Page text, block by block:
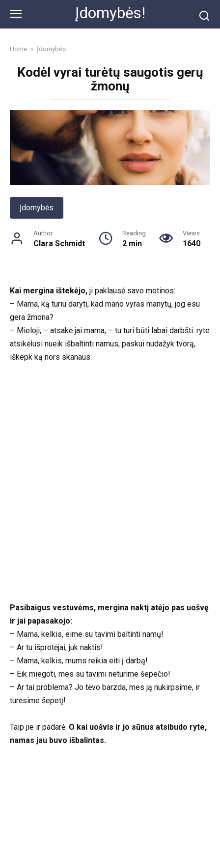
content
Įdomybės!
Home » Įdomybės
Kodėl vyrai turėtų saugotis gerų
žmonų
Įdomybės
Author
Clara Schmidt
Reading
2 min
Views
1640
Kai mergina ištekėjo, ji paklausė savo motinos:
– Mama, ką turiu daryti, kad mano vyras manytų, jog esu
gera žmona?
– Mieloji, – atsakė jai mama, – tu turi būti labai darbšti: ryte
atsikėlusi nueik išbaltinti namus, paskui nudažyk tvorą,
iškepk ką nors skanaus.
Pasibaigus vestuvėms, mergina naktį atėjo pas uošvę
ir jai papasakojo:
– Mama, kelkis, eime su tavimi baltinti namų!
– Ar tu išprotėjai, juk naktis!
– Mama, kelkis, mums reikia eiti į darbą!
– Eik miegoti, mes su tavimi neturime šepečio!
– Ar tai problema? Jo tėvo barzda, mes ją nukirpsime, ir
turėsime šepetį!
Taip jie ir padarė. O kai uošvis ir jo sūnus atsibudo ryte,
namas jau buvo išbalintas.